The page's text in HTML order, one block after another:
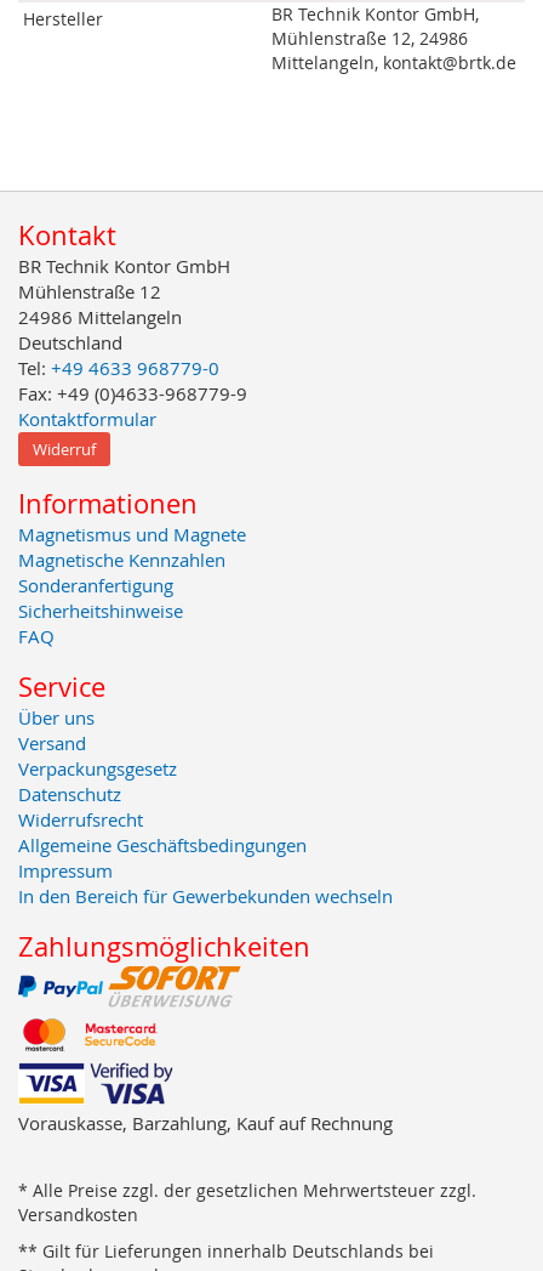
Hersteller
BR Technik Kontor GmbH,
Mühlenstraße 12, 24986
Mittelangeln, kontakt@brtk.de
Kontakt
BR Technik Kontor GmbH
Mühlenstraße 12
24986 Mittelangeln
Deutschland
Tel: +49 4633 968779-0
Fax: +49 (0)4633-968779-9
Kontaktformular
Widerruf
Informationen
Magnetismus und Magnete
Magnetische Kennzahlen
Sonderanfertigung
Sicherheitshinweise
FAQ
Service
Über uns
Versand
Verpackungsgesetz
Datenschutz
Widerrufsrecht
Allgemeine Geschäftsbedingungen
Impressum
In den Bereich für Gewerbekunden wechseln
Zahlungsmöglichkeiten
Vorauskasse, Barzahlung, Kauf auf Rechnung
* Alle Preise zzgl. der gesetzlichen Mehrwertsteuer zzgl.
Versandkosten
** Gilt für Lieferungen innerhalb Deutschlands bei